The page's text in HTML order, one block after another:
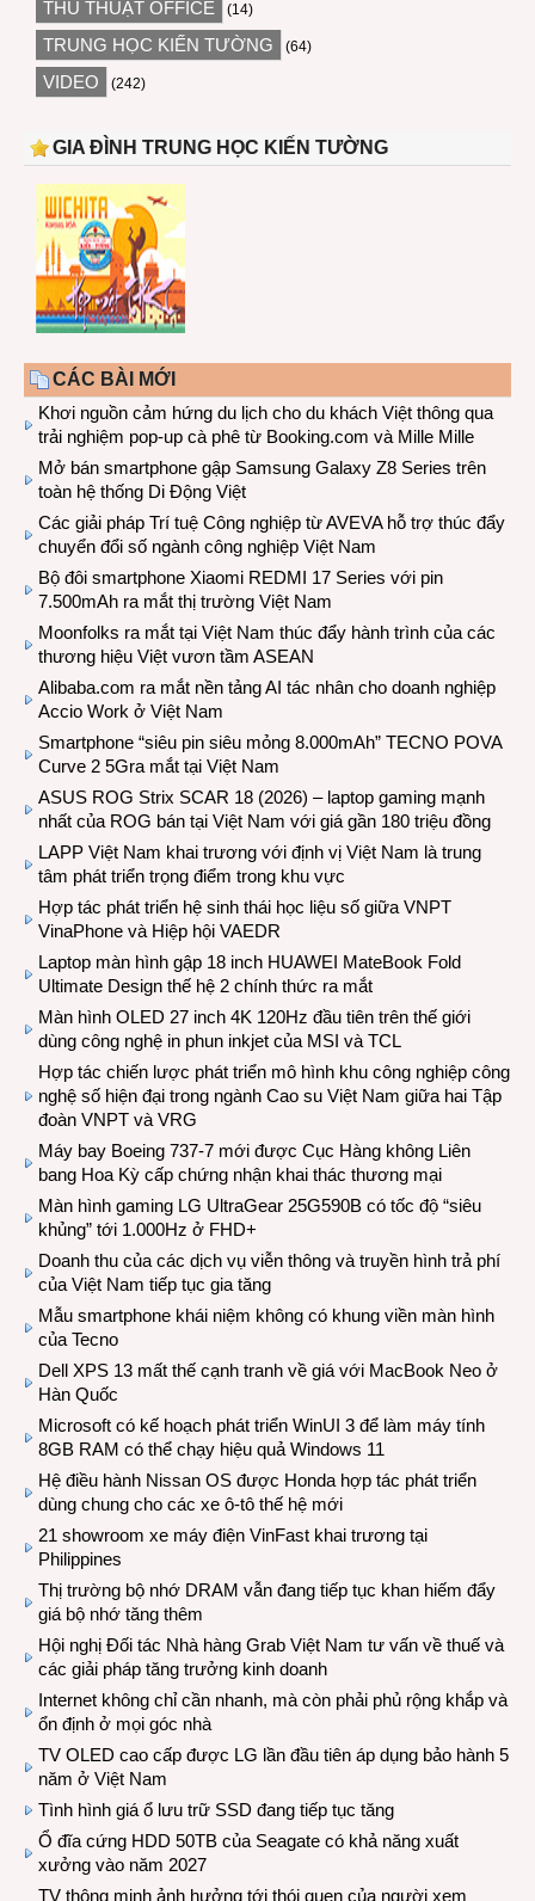
THỦ THUẬT OFFICE (14)
TRUNG HỌC KIẾN TƯỜNG (64)
VIDEO (242)
GIA ĐÌNH TRUNG HỌC KIẾN TƯỜNG
CÁC BÀI MỚI
Khơi nguồn cảm hứng du lịch cho du khách Việt thông qua
trải nghiệm pop-up cà phê từ Booking.com và Mille Mille
Mở bán smartphone gập Samsung Galaxy Z8 Series trên
toàn hệ thống Di Động Việt
Các giải pháp Trí tuệ Công nghiệp từ AVEVA hỗ trợ thúc đẩy
chuyển đổi số ngành công nghiệp Việt Nam
Bộ đôi smartphone Xiaomi REDMI 17 Series với pin
7.500mAh ra mắt thị trường Việt Nam
Moonfolks ra mắt tại Việt Nam thúc đẩy hành trình của các
thương hiệu Việt vươn tầm ASEAN
Alibaba.com ra mắt nền tảng AI tác nhân cho doanh nghiệp
Accio Work ở Việt Nam
Smartphone “siêu pin siêu mỏng 8.000mAh” TECNO POVA
Curve 2 5Gra mắt tại Việt Nam
ASUS ROG Strix SCAR 18 (2026) – laptop gaming mạnh
nhất của ROG bán tại Việt Nam với giá gần 180 triệu đồng
LAPP Việt Nam khai trương với định vị Việt Nam là trung
tâm phát triển trọng điểm trong khu vực
Hợp tác phát triển hệ sinh thái học liệu số giữa VNPT
VinaPhone và Hiệp hội VAEDR
Laptop màn hình gập 18 inch HUAWEI MateBook Fold
Ultimate Design thế hệ 2 chính thức ra mắt
Màn hình OLED 27 inch 4K 120Hz đầu tiên trên thế giới
dùng công nghệ in phun inkjet của MSI và TCL
Hợp tác chiến lược phát triển mô hình khu công nghiệp công
nghệ số hiện đại trong ngành Cao su Việt Nam giữa hai Tập
đoàn VNPT và VRG
Máy bay Boeing 737-7 mới được Cục Hàng không Liên
bang Hoa Kỳ cấp chứng nhận khai thác thương mại
Màn hình gaming LG UltraGear 25G590B có tốc độ “siêu
khủng” tới 1.000Hz ở FHD+
Doanh thu của các dịch vụ viễn thông và truyền hình trả phí
của Việt Nam tiếp tục gia tăng
Mẫu smartphone khái niệm không có khung viền màn hình
của Tecno
Dell XPS 13 mất thế cạnh tranh về giá với MacBook Neo ở
Hàn Quốc
Microsoft có kế hoạch phát triển WinUI 3 để làm máy tính
8GB RAM có thể chạy hiệu quả Windows 11
Hệ điều hành Nissan OS được Honda hợp tác phát triển
dùng chung cho các xe ô-tô thế hệ mới
21 showroom xe máy điện VinFast khai trương tại
Philippines
Thị trường bộ nhớ DRAM vẫn đang tiếp tục khan hiếm đẩy
giá bộ nhớ tăng thêm
Hội nghị Đối tác Nhà hàng Grab Việt Nam tư vấn về thuế và
các giải pháp tăng trưởng kinh doanh
Internet không chỉ cần nhanh, mà còn phải phủ rộng khắp và
ổn định ở mọi góc nhà
TV OLED cao cấp được LG lần đầu tiên áp dụng bảo hành 5
năm ở Việt Nam
Tình hình giá ổ lưu trữ SSD đang tiếp tục tăng
Ổ đĩa cứng HDD 50TB của Seagate có khả năng xuất
xưởng vào năm 2027
TV thông minh ảnh hưởng tới thói quen của người xem